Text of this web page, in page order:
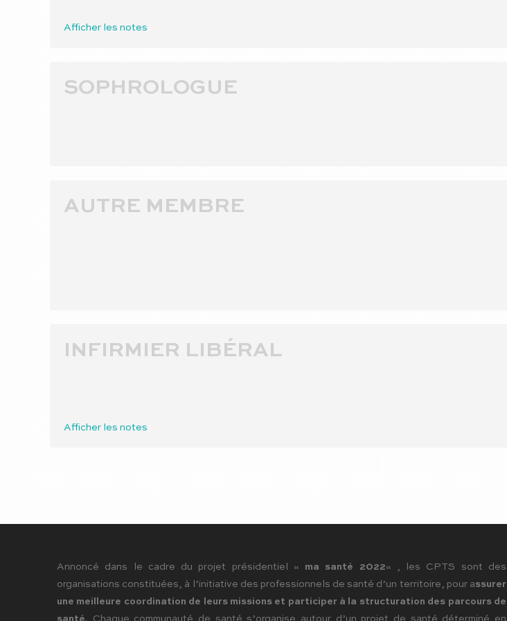
Afficher les notes
SOPHROLOGUE
AUTRE MEMBRE
INFIRMIER LIBÉRAL
Afficher les notes
Annoncé dans le cadre du projet présidentiel « ma santé 2022« , les CPTS sont des
organisations constituées, à l’initiative des professionnels de santé d’un territoire, pour assurer
une meilleure coordination de leurs missions et participer à la structuration des parcours de